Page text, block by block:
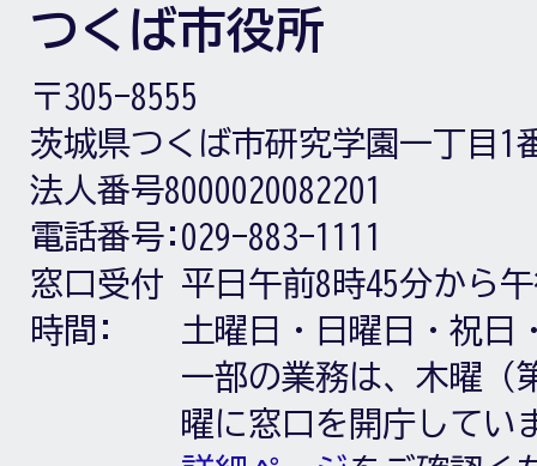
つくば市役所
〒305-8555
茨城県つくば市研究学園一丁目1
法人番号8000020082201
電話番号: 029-883-1111
窓口受付
時間:
平日午前8時45分から
土曜日・日曜日・祝日
一部の業務は、木曜（
曜に窓口を開庁してい